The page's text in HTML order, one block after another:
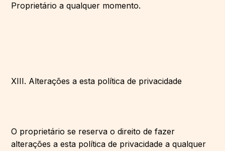
Proprietário a qualquer momento.
XIII. Alterações a esta política de privacidade
O proprietário se reserva o direito de fazer
alterações a esta política de privacidade a qualquer